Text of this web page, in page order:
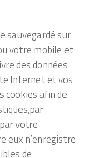
sauvegardé sur
votre mobile et
des données
Internet et vos
cookies afin de
votre
eux n’enregistre
de